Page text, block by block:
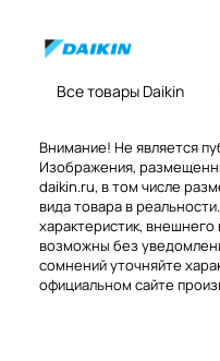
Все товары Daikin
Внимание! Не является
Изображения,
daikin.ru, в том числе
вида товара в
характеристик, внешнего
возможны без
сомнений уточняйте
официальном сайте